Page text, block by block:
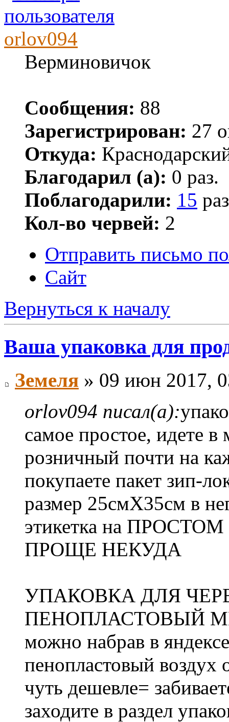
orlov094
Верминовичок
Сообщения: 88
Зарегистрирован: 27
Откуда:
Благодарил (а): 0 раз.
Поблагодарили: 15
Кол-во червей: 2
Отправить письмо
Сайт
Вернуться к началу
Ваша упаковка для
Земеля » 09 июн 2017,
orlov094 писал(а):
самое простое, идете в
розничный почти на
покупаете пакет зип-
размер 25смХ35см в
этикетка на
ПРОЩЕ НЕКУДА
УПАКОВКА ДЛЯ
ПЕНОПЛАСТОВЫЙ
можно набрав в
пенопластовый воздух
чуть дешевле=
заходите в раздел